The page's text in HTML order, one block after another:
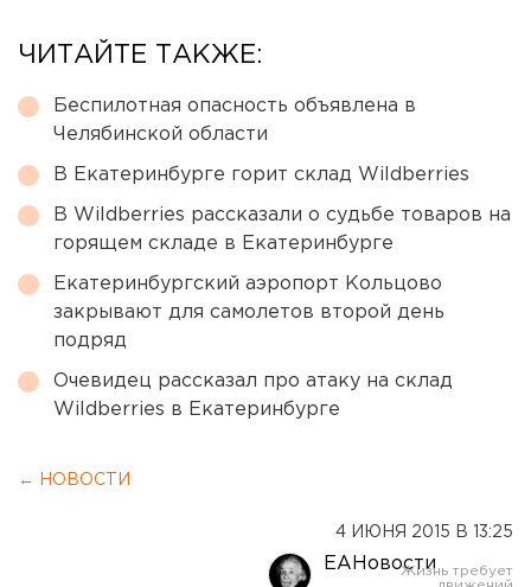
ЧИТАЙТЕ ТАКЖЕ:
Беспилотная опасность объявлена в
Челябинской области
В Екатеринбурге горит склад Wildberries
В Wildberries рассказали о судьбе товаров на
горящем складе в Екатеринбурге
Екатеринбургский аэропорт Кольцово
закрывают для самолетов второй день
подряд
Очевидец рассказал про атаку на склад
Wildberries в Екатеринбурге
← НОВОСТИ
4 ИЮНЯ 2015 В 13:25
ЕАНовости